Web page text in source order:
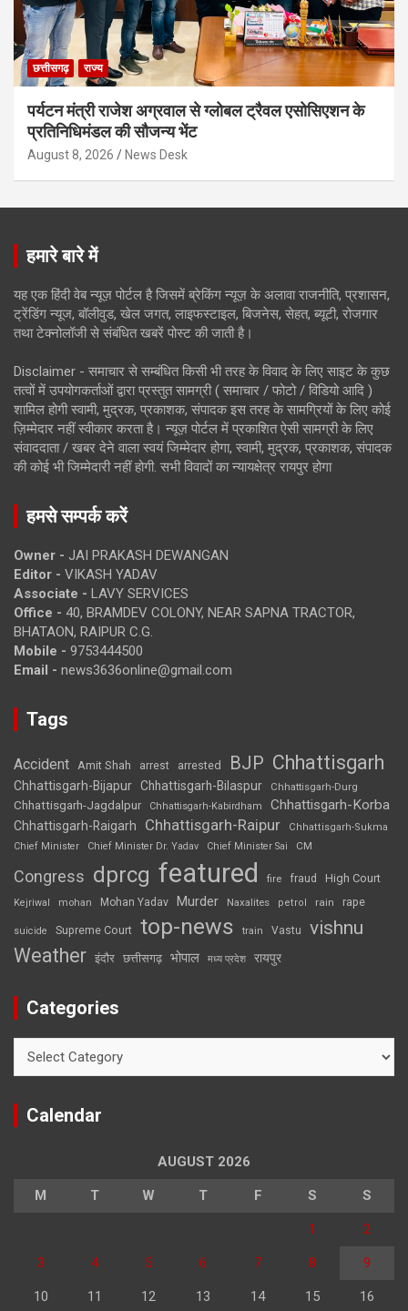
छत्तीसगढ़ राज्य
पर्यटन मंत्री राजेश अग्रवाल से ग्लोबल ट्रैवल एसोसिएशन के
प्रतिनिधिमंडल की सौजन्य भेंट
August 8, 2026 News Desk
हमारे बारे में
यह एक हिंदी वेब न्यूज़ पोर्टल है जिसमें ब्रेकिंग न्यूज़ के अलावा राजनीति, प्रशासन,
ट्रेंडिंग न्यूज, बॉलीवुड, खेल जगत, लाइफस्टाइल, बिजनेस, सेहत, ब्यूटी, रोजगार
तथा टेक्नोलॉजी से संबंधित खबरें पोस्ट की जाती है।
Disclaimer - समाचार से सम्बंधित किसी भी तरह के विवाद के लिए साइट के कुछ
तत्वों में उपयोगकर्ताओं द्वारा प्रस्तुत सामग्री ( समाचार / फोटो / विडियो आदि )
शामिल होगी स्वामी, मुद्रक, प्रकाशक, संपादक इस तरह के सामग्रियों के लिए कोई
ज़िम्मेदार नहीं स्वीकार करता है। न्यूज़ पोर्टल में प्रकाशित ऐसी सामग्री के लिए
संवाददाता / खबर देने वाला स्वयं जिम्मेदार होगा, स्वामी, मुद्रक, प्रकाशक, संपादक
की कोई भी जिम्मेदारी नहीं होगी. सभी विवादों का न्यायक्षेत्र रायपुर होगा
हमसे सम्पर्क करें
Owner - JAI PRAKASH DEWANGAN
Editor - VIKASH YADAV
Associate - LAVY SERVICES
Office - 40, BRAMDEV COLONY, NEAR SAPNA TRACTOR,
BHATAON, RAIPUR C.G.
Mobile - 9753444500
Email - news3636online@gmail.com
Tags
Accident Amit Shah arrest arrested BJP Chhattisgarh
Chhattisgarh-Bijapur Chhattisgarh-Bilaspur Chhattisgarh-Durg
Chhattisgarh-Jagdalpur Chhattisgarh-Kabirdham Chhattisgarh-Korba
Chhattisgarh-Raigarh Chhattisgarh-Raipur
Chhattisgarh-Sukma
Chief Minister
Chief Minister Dr. Yadav Chief Minister Sai CM
Congress dprcg featured fire fraud High Court
Kejriwal mohan Mohan Yadav Murder Naxalites petrol rain rape
suicide Supreme Court top-news train Vastu vishnu
Weather इंदौर छत्तीसगढ़ भोपाल मध्य प्रदेश रायपुर
Categories
Calendar
AUGUST 2026
M T W T F S S
1 2
3 4 5 6 7 8 9
10 11 12 13 14 15 16